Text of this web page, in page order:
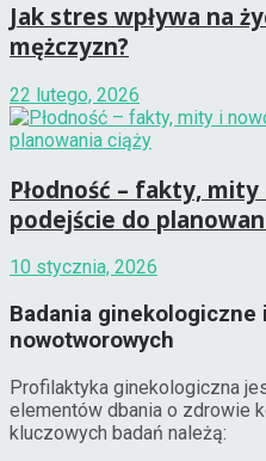
Jak stres wpływa na
mężczyzn?
22 lutego, 2026
Płodność – fakty,
podejście do
10 stycznia, 2026
Badania
nowotworowych
Profilaktyka ginekologiczna
elementów dbania o zdrowie
kluczowych badań należą: